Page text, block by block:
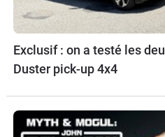
Exclusif : on a testé les
Duster pick-up 4x4